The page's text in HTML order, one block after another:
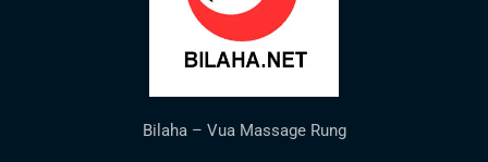
Bilaha – Vua Massage Rung